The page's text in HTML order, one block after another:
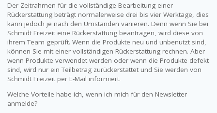
Der Zeitrahmen für die vollständige Bearbeitung einer
Rückerstattung beträgt normalerweise drei bis vier Werktage, dies
kann jedoch je nach den Umständen variieren. Denn wenn Sie bei
Schmidt Freizeit eine Rückerstattung beantragen, wird diese von
ihrem Team geprüft. Wenn die Produkte neu und unbenutzt sind,
können Sie mit einer vollständigen Rückerstattung rechnen. Aber
wenn Produkte verwendet werden oder wenn die Produkte defekt
sind, wird nur ein Teilbetrag zurückerstattet und Sie werden von
Schmidt Freizeit per E-Mail informiert.
Welche Vorteile habe ich, wenn ich mich für den Newsletter
anmelde?